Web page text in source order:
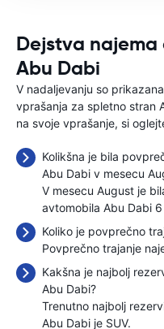
Dejstva
Abu Dabi
V nadaljevanju so
vprašanja za spletno stran
na svoje vprašanje, si
Kolikšna je bila
Abu Dabi v mesecu
V mesecu August je
avtomobila Abu Dabi
Koliko je povprečno
Povprečno trajanje
Kakšna je najbolj
Abu Dabi?
Trenutno najbolj
Abu Dabi je SUV.